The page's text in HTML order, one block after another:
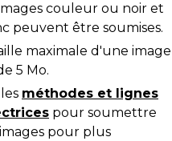
couleur ou noir et
peuvent être soumises.
maximale d'une image
5 Mo.
méthodes et lignes
pour soumettre
pour plus